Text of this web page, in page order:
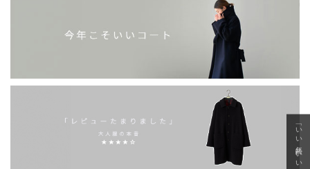
「いい年齢 いい洋服」